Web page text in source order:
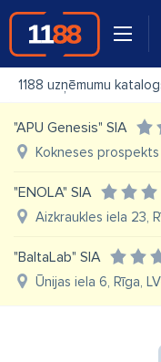
1188 uzņēmumu
"APU Genesis" SIA
Kokneses prospekts
"ENOLA" SIA
Aizkraukles iela 23,
"BaltaLab" SIA
Ūnijas iela 6, Rīga,